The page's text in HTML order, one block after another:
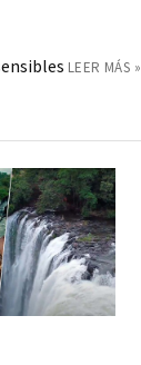
LEER MÁS »